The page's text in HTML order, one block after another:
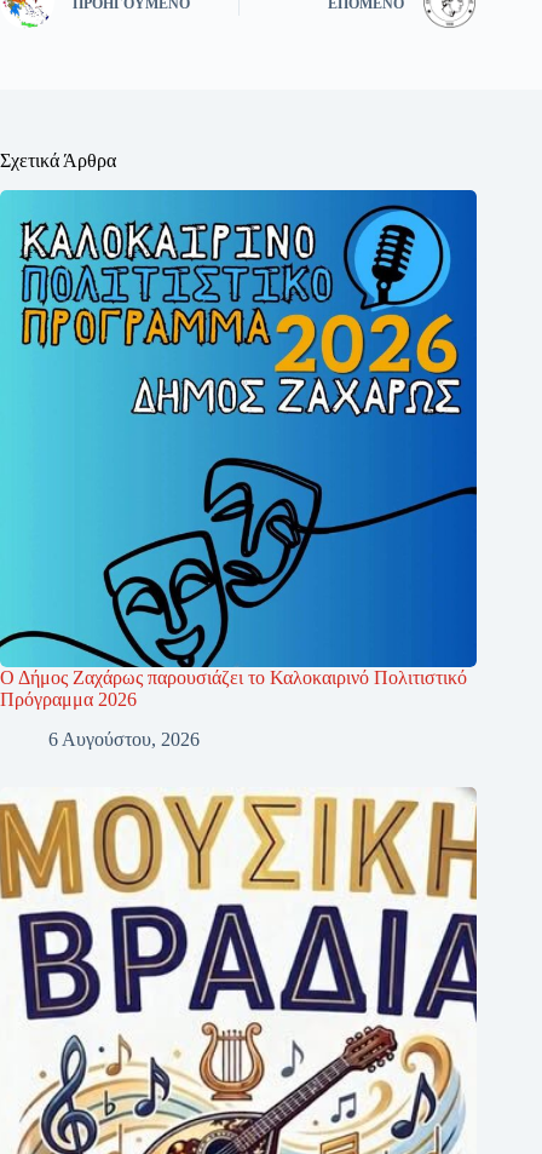
Σχετικά Άρθρα
Ο Δήμος Ζαχάρως παρουσιάζει το Καλοκαιρινό Πολιτιστικό
Πρόγραμμα 2026
6 Αυγούστου, 2026